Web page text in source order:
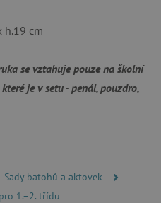
h.19 cm
se vztahuje pouze na školní
je v setu - penál, pouzdro,
Sady batohů a aktovek
1.–2. třídu
Policy